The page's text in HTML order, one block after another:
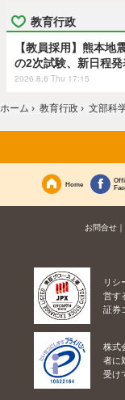
教育行政
【教員採用】熊本地
の2次試験、新日程発
2026.8.6 Thu 17:15
ホーム › 教育行政 › 文部科
Home
お問合せ
リシ
営す
証券
株式
者に
受け